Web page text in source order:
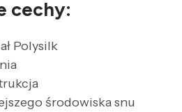
cechy:
Polysilk
środowiska snu